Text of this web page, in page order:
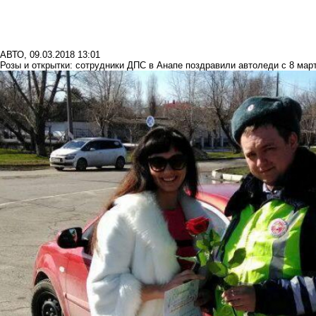
АВТО, 09.03.2018 13:01
Розы и открытки: сотрудники ДПС в Анапе поздравили автоледи с 8